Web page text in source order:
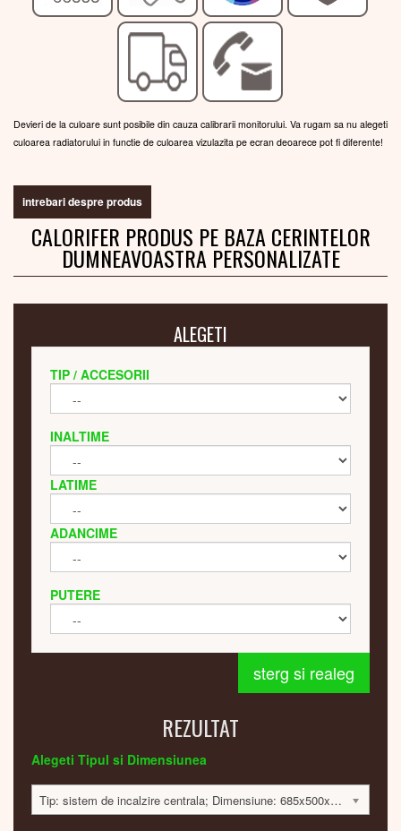
Devieri de la culoare sunt posibile din cauza calibrarii monitorului. Va rugam sa nu alegeti
culoarea radiatorului in functie de culoarea vizulazita pe ecran deoarece pot fi diferente!
intrebari despre produs
CALORIFER PRODUS PE BAZA CERINTELOR
DUMNEAVOASTRA PERSONALIZATE
ALEGETI
TIP / ACCESORII
INALTIME
LATIME
ADANCIME
PUTERE
sterg si realeg
REZULTAT
Alegeti Tipul si Dimensiunea
Tip: sistem de incalzire centrala; Dimensiune: 685x500x35mm; 384 Watt; 3521 lei